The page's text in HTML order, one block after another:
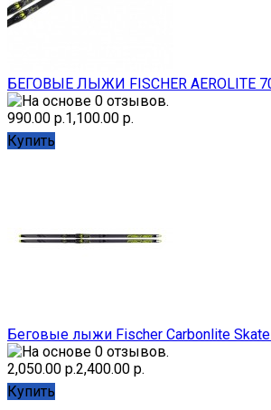
БЕГОВЫЕ ЛЫЖИ FISCHER AEROLITE
990.00 р.1,100.00 р.
Купить
Беговые лыжи Fischer Carbonlite
2,050.00 р.2,400.00 р.
Купить